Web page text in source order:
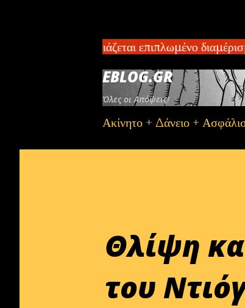
– Ενοικιάζεται επιπλωμένο
EBLOG.GR
Όλες οι Απόψεις!
Ακίνητο + Δάνειο +
Θλίψη
του